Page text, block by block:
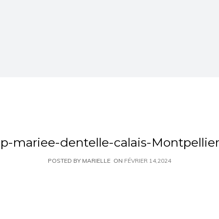
mariee-dentelle-calais-
POSTED BY MARIELLE ON FÉVRIER 14,2024